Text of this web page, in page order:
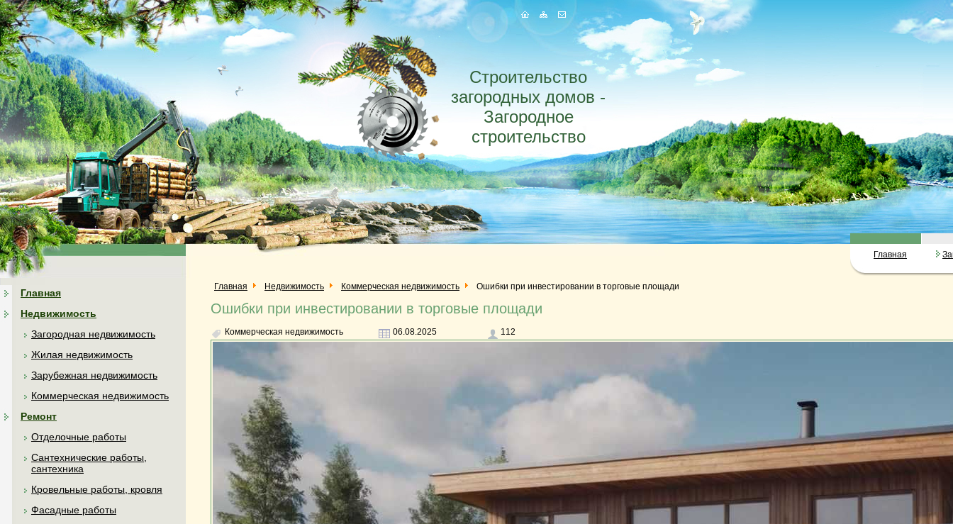
Строительство
загородных домов -
Загородное
строительство
Главная
Главная
Недвижимость
Загородная недвижимость
Жилая недвижимость
Зарубежная недвижимость
Коммерческая недвижимость
Ремонт
Отделочные работы
Сантехнические работы,
сантехника
Кровельные работы, кровля
Фасадные работы
Главная Недвижимость Коммерческая недвижимость Ошибки при инвестировании в торговые площади
Ошибки при инвестировании в торговые площади
Коммерческая недвижимость 06.08.2025 112